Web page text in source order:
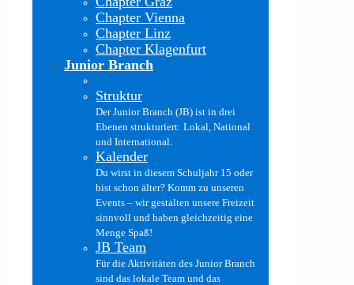
Chapter Vienna
Chapter Linz
Chapter Klagenfurt
Junior Branch
Struktur
Der Junior Branch (JB) ist in drei
Ebenen strukturiert: Lokal, National
und International.
Kalender
Du wirst in diesem Schuljahr 15 oder
bist schon älter? Komm zu unseren
Events – wir gestalten unsere Freizeit
sinnvoll und haben gleichzeitig eine
Menge Spaß!
JB Team
Für die Aktivitäten des Junior Branch
sind das lokale Team und das